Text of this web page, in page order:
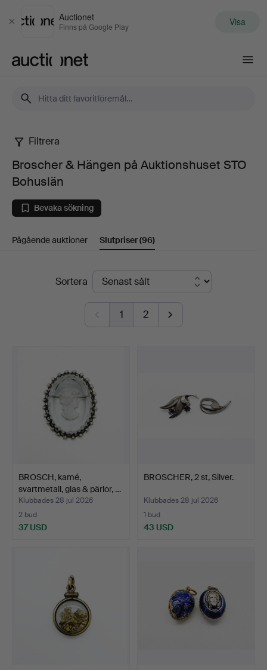
Stäng
Auctionet
Finns på Google Play Visa
Broscher
Hängen
på
Filtrera
Broscher & Hängen på Auktionshuset STO
Bohuslän
Bevaka sökning
Pågående auktioner Slutpriser(96)
SlutpriserSortera
1 2
BROSCH, kamé,
svartmetall, glas & pärlor, …
Klubbades 28 jul 2026
2 bud
37 USD
BROSCHER, 2 st, Silver.
Klubbades 28 jul 2026
1 bud
43 USD